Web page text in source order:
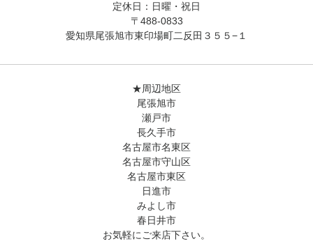
定休日：日曜・祝日
〒488-0833
愛知県尾張旭市東印場町二反田３５５−１
★周辺地区
尾張旭市
瀬戸市
長久手市
名古屋市名東区
名古屋市守山区
名古屋市東区
日進市
みよし市
春日井市
お気軽にご来店下さい。